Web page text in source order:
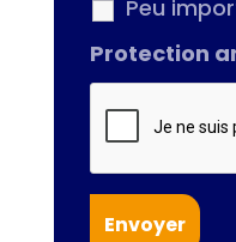
Peu
Protection